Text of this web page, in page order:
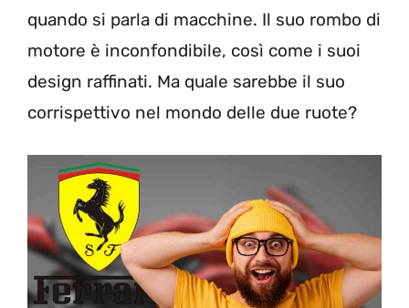
quando si parla di macchine. Il suo rombo di
motore è inconfondibile, così come i suoi
design raffinati. Ma quale sarebbe il suo
corrispettivo nel mondo delle due ruote?